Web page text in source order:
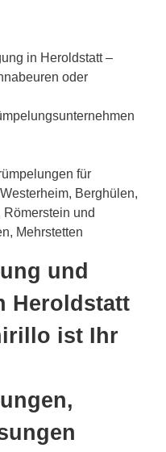
in Heroldstatt –
oder
für
Berghülen,
und
Mehrstetten
und
Heroldstatt
ist Ihr